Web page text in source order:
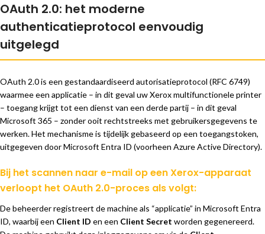
OAuth 2.0: het moderne
authenticatieprotocol eenvoudig
uitgelegd
OAuth 2.0 is een gestandaardiseerd autorisatieprotocol (RFC 6749)
waarmee een applicatie – in dit geval uw Xerox multifunctionele printer
– toegang krijgt tot een dienst van een derde partij – in dit geval
Microsoft 365 – zonder ooit rechtstreeks met gebruikersgegevens te
werken. Het mechanisme is tijdelijk gebaseerd op een toegangstoken,
uitgegeven door Microsoft Entra ID (voorheen Azure Active Directory).
Bij het scannen naar e-mail op een Xerox-apparaat
verloopt het OAuth 2.0-proces als volgt:
De beheerder registreert de machine als “applicatie” in Microsoft Entra
ID, waarbij een Client ID en een Client Secret worden gegenereerd.